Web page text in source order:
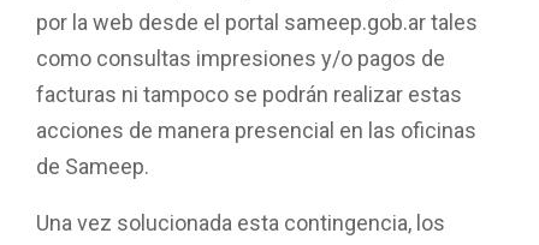
por la web desde el portal sameep.gob.ar tales
como consultas impresiones y/o pagos de
facturas ni tampoco se podrán realizar estas
acciones de manera presencial en las oficinas
de Sameep.
Una vez solucionada esta contingencia, los